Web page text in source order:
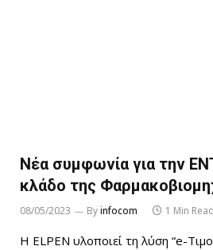
Νέα συμφωνία για την
κλάδο της
08/05/2023 Byinfocom 1 Min Read
Η ELPEN υλοποιεί τη λύση “e-